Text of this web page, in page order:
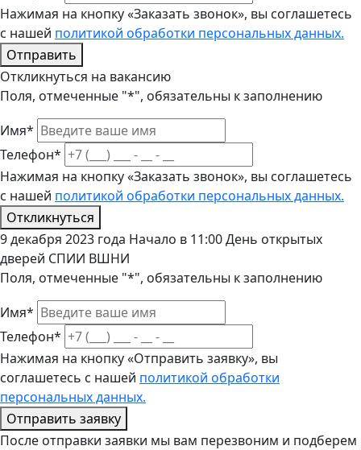
Нажимая на кнопку «Заказать звонок», вы соглашетесь
с нашей политикой обработки персональных данных.
Отправить
Откликнуться на вакансию
Поля, отмеченные "*", обязательны к заполнению
Имя*
Телефон*
Нажимая на кнопку «Заказать звонок», вы соглашетесь
с нашей политикой обработки персональных данных.
Откликнуться
9 декабря 2023 года Начало в 11:00 День открытых
дверей СПИИ ВШНИ
Поля, отмеченные "*", обязательны к заполнению
Имя*
Телефон*
Нажимая на кнопку «Отправить заявку», вы
соглашетесь с нашей политикой обработки
персональных данных.
Отправить заявку
После отправки заявки мы вам перезвоним и подберем